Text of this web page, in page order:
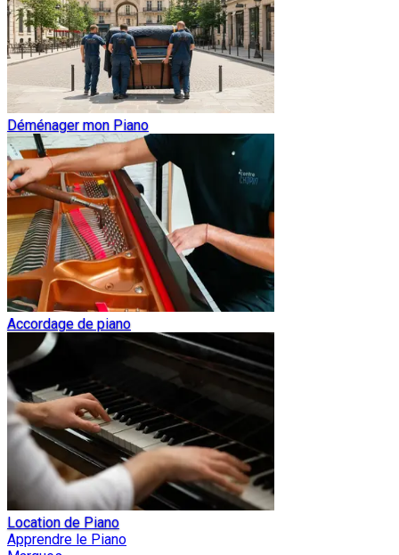
Déménager mon Piano
Accordage de piano
Location de Piano
Apprendre le Piano